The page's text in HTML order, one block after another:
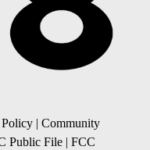
| Community
Public File | FCC